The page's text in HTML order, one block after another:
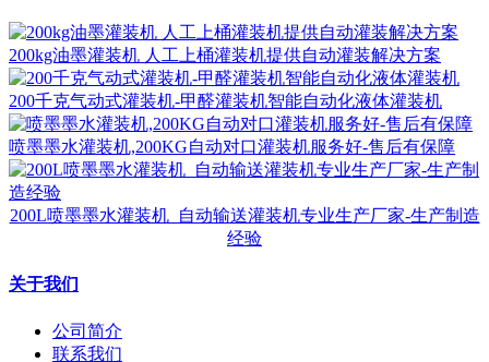
200kg油墨灌装机 人工上桶灌装机提供自动灌装解决方案
200千克气动式灌装机-甲醛灌装机智能自动化液体灌装机
喷墨墨水灌装机,200KG自动对口灌装机服务好-售后有保障
200L喷墨墨水灌装机_自动输送灌装机专业生产厂家-生产制造
经验
关于我们
公司简介
联系我们